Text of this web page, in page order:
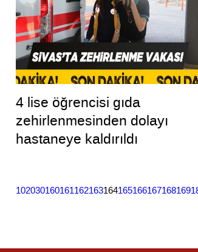
4 lise öğrencisi gıda
zehirlenmesinden dolayı
hastaneye kaldırıldı
102030160161162163164165166167168169